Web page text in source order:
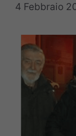
4 Febbraio